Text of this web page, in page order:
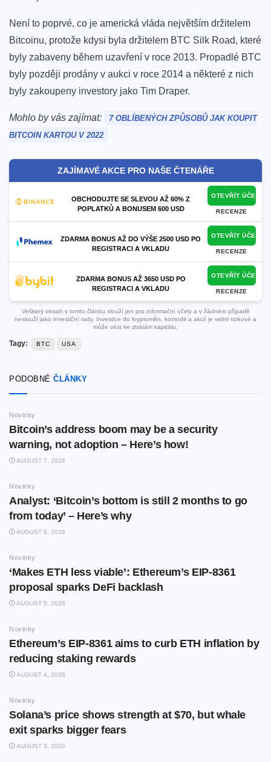
Není to poprvé, co je americká vláda největším držitelem
Bitcoinu, protože kdysi byla držitelem BTC Silk Road, které
byly zabaveny během uzavření v roce 2013. Propadlé BTC
byly později prodány v aukci v roce 2014 a některé z nich
byly zakoupeny investory jako Tim Draper.
Mohlo by vás zajímat:
7 OBLÍBENÝCH ZPŮSOBŮ JAK KOUPIT
BITCOIN KARTOU V 2022
ZAJÍMAVÉ AKCE PRO NAŠE ČTENÁŘE
OBCHODUJTE SE SLEVOU AŽ 60% Z
POPLATKŮ A BONUSEM 600 USD
OTEVŘÍT ÚČET
RECENZE
ZDARMA BONUS AŽ DO VÝŠE 2500 USD PO
REGISTRACI A VKLADU
OTEVŘÍT ÚČET
RECENZE
ZDARMA BONUS AŽ 3650 USD PO
REGISTRACI A VKLADU
OTEVŘÍT ÚČET
RECENZE
Veškerý obsah v tomto článku slouží jen pro informační účely a v žádném případě
neslouží jako investiční rady. Investice do kryptoměn, komodit a akcií je velmi rizikové a
může vést ke ztrátám kapitálu.
Tagy: BTC USA
PODOBNÉ ČLÁNKY
Novinky
Bitcoin’s address boom may be a security
warning, not adoption – Here’s how!
AUGUST 7, 2026
Novinky
Analyst: ‘Bitcoin’s bottom is still 2 months to go
from today’ – Here’s why
AUGUST 6, 2026
Novinky
‘Makes ETH less viable’: Ethereum’s EIP-8361
proposal sparks DeFi backlash
AUGUST 5, 2026
Novinky
Ethereum’s EIP-8361 aims to curb ETH inflation by
reducing staking rewards
AUGUST 4, 2026
Novinky
Solana’s price shows strength at $70, but whale
exit sparks bigger fears
AUGUST 3, 2026